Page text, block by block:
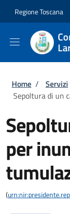
Regione Toscana
Briciole
Home / Servizi
Sepoltura di un
per
(